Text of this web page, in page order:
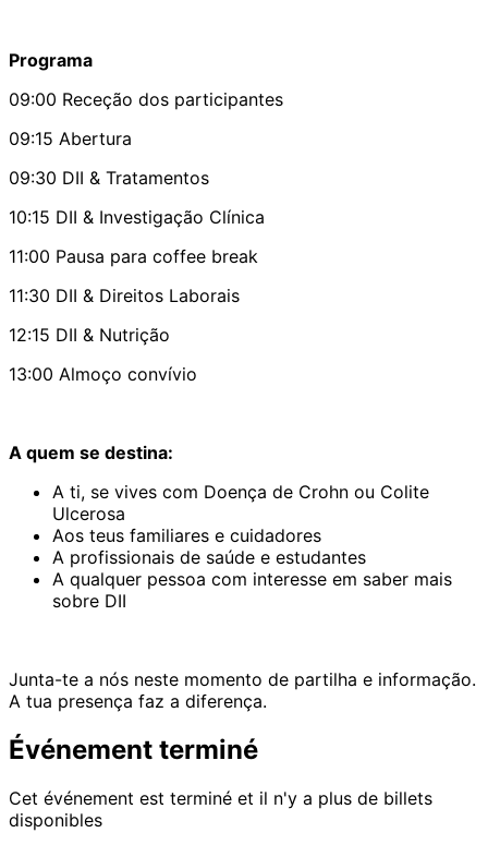
Programa
09:00 Receção dos participantes
09:15 Abertura
09:30 DII & Tratamentos
10:15 DII & Investigação Clínica
11:00 Pausa para coffee break
11:30 DII & Direitos Laborais
12:15 DII & Nutrição
13:00 Almoço convívio
A quem se destina:
A ti, se vives com Doença de Crohn ou Colite
Ulcerosa
Aos teus familiares e cuidadores
A profissionais de saúde e estudantes
A qualquer pessoa com interesse em saber mais
sobre DII
Junta-te a nós neste momento de partilha e informação.
A tua presença faz a diferença.
Événement terminé
Cet événement est terminé et il n'y a plus de billets
disponibles